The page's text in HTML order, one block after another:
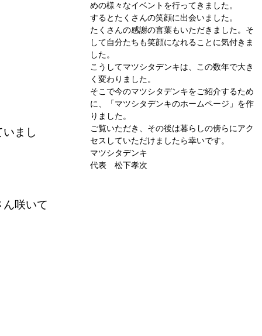
まし
咲いて
めの様々なイベントを行ってきました。
するとたくさんの笑顔に出会いました。
たくさんの感謝の言葉もいただきました。そ
して自分たちも笑顔になれることに気付きま
した。
こうしてマツシタデンキは、この数年で大き
く変わりました。
そこで今のマツシタデンキをご紹介するため
に、「マツシタデンキのホームページ」を作
りました。
ご覧いただき、その後は暮らしの傍らにアク
セスしていただけましたら幸いです。
マツシタデンキ
代表 松下孝次